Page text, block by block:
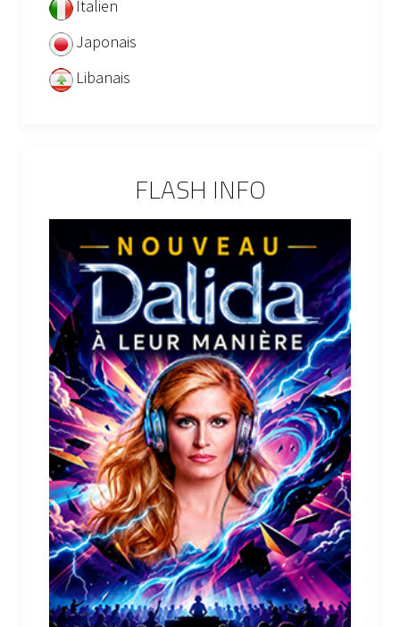
Italien
Japonais
Libanais
FLASH INFO